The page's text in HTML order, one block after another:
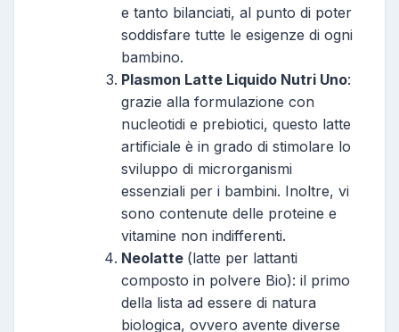
e tanto bilanciati, al punto di poter
soddisfare tutte le esigenze di ogni
bambino.
Plasmon Latte Liquido Nutri Uno:
grazie alla formulazione con
nucleotidi e prebiotici, questo latte
artificiale è in grado di stimolare lo
sviluppo di microrganismi
essenziali per i bambini. Inoltre, vi
sono contenute delle proteine e
vitamine non indifferenti.
Neolatte (latte per lattanti
composto in polvere Bio): il primo
della lista ad essere di natura
biologica, ovvero avente diverse